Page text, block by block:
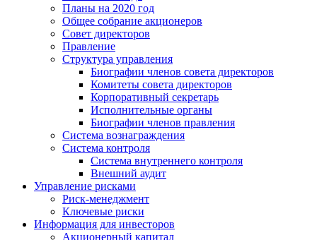
Планы на 2020 год
Общее собрание акционеров
Совет директоров
Правление
Структура управления
Биографии членов совета директоров
Комитеты совета директоров
Корпоративный секретарь
Исполнительные органы
Биографии членов правления
Система вознаграждения
Система контроля
Система внутреннего контроля
Внешний аудит
Управление рисками
Риск-менеджмент
Ключевые риски
Информация для инвесторов
Акционерный капитал